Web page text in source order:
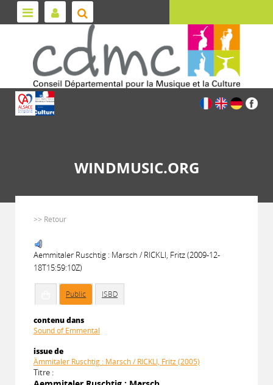
WINDMUSIC.ORG
>> Retour
Aemmitaler Ruschtig : Marsch / RICKLI, Fritz (2009-12-
18T15:59:10Z)
Public ISBD
contenu dans
Sound of Emmental
issue de
Ämmitaler Ruschtig : Marsch / RICKLI, Fritz (2005)
Titre :